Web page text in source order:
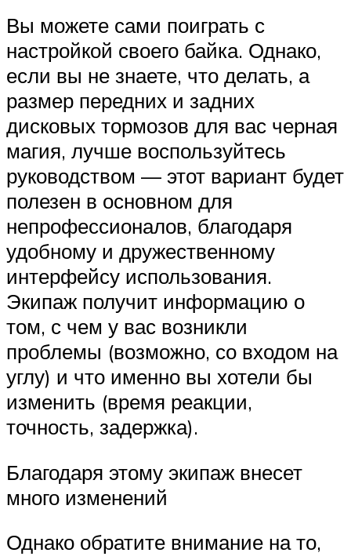
Вы можете сами поиграть с
настройкой своего байка. Однако,
если вы не знаете, что делать, а
размер передних и задних
дисковых тормозов для вас черная
магия, лучше воспользуйтесь
руководством — этот вариант будет
полезен в основном для
непрофессионалов, благодаря
удобному и дружественному
интерфейсу использования.
Экипаж получит информацию о
том, с чем у вас возникли
проблемы (возможно, со входом на
углу) и что именно вы хотели бы
изменить (время реакции,
точность, задержка).
Благодаря этому экипаж внесет
много изменений
Однако обратите внимание на то,